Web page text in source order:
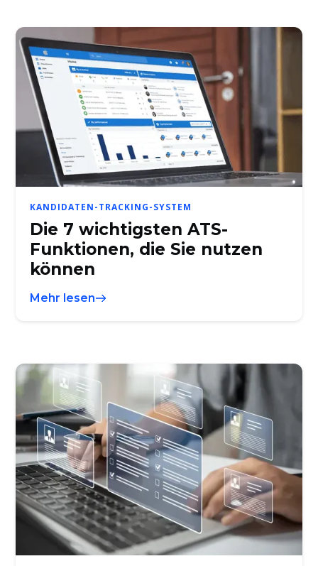
KANDIDATEN-TRACKING-SYSTEM
Die 7 wichtigsten ATS-
Funktionen, die Sie nutzen
können
Mehr lesen